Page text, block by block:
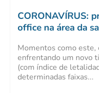
CORONAVÍRUS:
office na área da
Momentos como este,
enfrentando um novo
(com índice de
determinadas faixas...